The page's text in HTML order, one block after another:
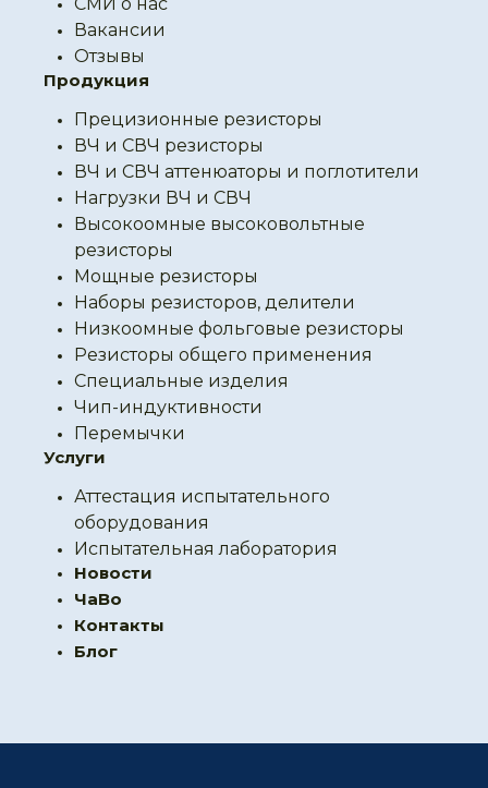
Вакансии
Отзывы
Продукция
Прецизионные резисторы
ВЧ и СВЧ резисторы
ВЧ и СВЧ аттенюаторы и поглотители
Нагрузки ВЧ и СВЧ
Высокоомные высоковольтные
резисторы
Мощные резисторы
Наборы резисторов, делители
Низкоомные фольговые резисторы
Резисторы общего применения
Специальные изделия
Чип-индуктивности
Перемычки
Услуги
Аттестация испытательного
оборудования
Испытательная лаборатория
Новости
ЧаВо
Контакты
Блог